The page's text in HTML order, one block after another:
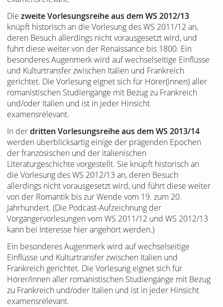
Die zweite Vorlesungsreihe aus dem WS 2012/13
knüpft historisch an die Vorlesung des WS 2011/12 an,
deren Besuch allerdings nicht vorausgesetzt wird, und
führt diese weiter von der Renaissance bis 1800. Ein
besonderes Augenmerk wird auf wechselseitige Einflüsse
und Kulturtransfer zwischen Italien und Frankreich
gerichtet. Die Vorlesung eignet sich für Hörer(innen) aller
romanistischen Studiengänge mit Bezug zu Frankreich
und/oder Italien und ist in jeder Hinsicht
examensrelevant.
In derdritten Vorlesungsreihe aus dem WS 2013/14
werden überblicksartig einige der prägenden Epochen
der französischen und der italienischen
Literaturgeschichte vorgestellt. Sie knüpft historisch an
die Vorlesung des WS 2012/13 an, deren Besuch
allerdings nicht vorausgesetzt wird, und führt diese weiter
von der Romantik bis zur Wende vom 19. zum 20.
Jahrhundert. (Die Podcast-Aufzeichnung der
Vorgängervorlesungen vom WS 2011/12 und WS 2012/13
kann bei Interesse hier angehört werden.)
Ein besonderes Augenmerk wird auf wechselseitige
Einflüsse und Kulturtransfer zwischen Italien und
Frankreich gerichtet. Die Vorlesung eignet sich für
Hörer/innen aller romanistischen Studiengänge mit Bezug
zu Frankreich und/oder Italien und ist in jeder Hinsicht
examensrelevant.